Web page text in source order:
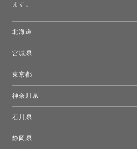
ます。
北海道
宮城県
東京都
モーイ東京
キーブー東京
FLOS｜フロスデザインスペース青山
神奈川県
石川県
静岡県